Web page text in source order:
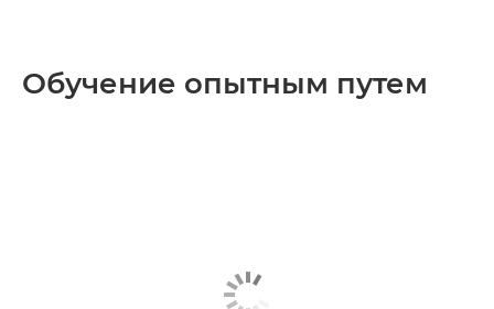
Обучение опытным путем